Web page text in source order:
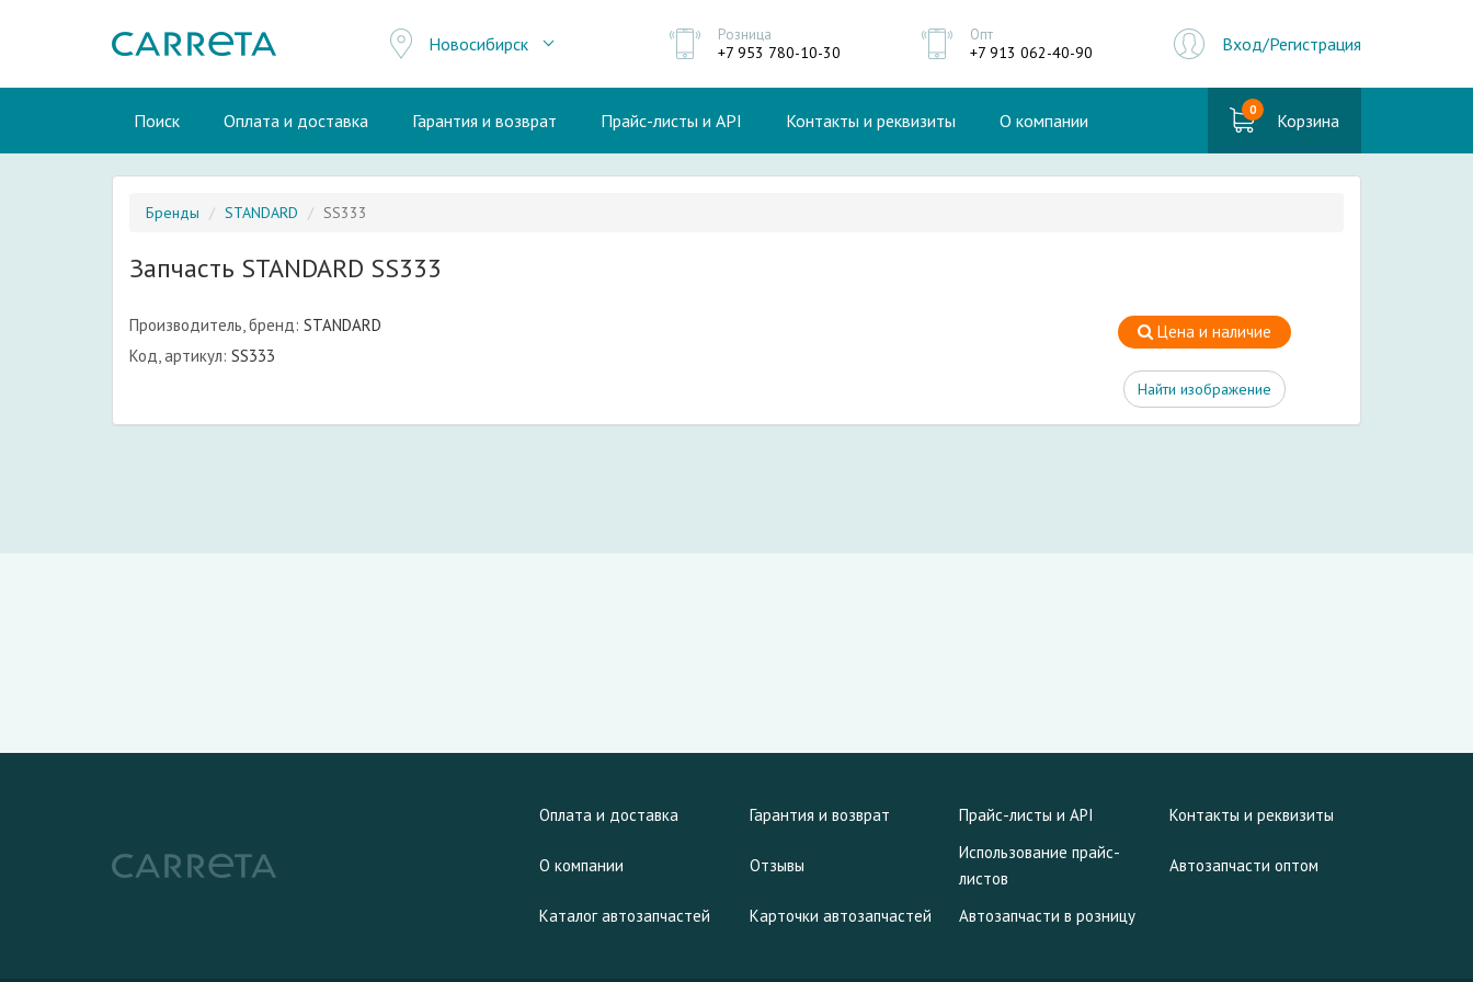
Новосибирск Розница
+7 953 780-10-30
Опт
+7 913 062-40-90 Вход/Регистрация
Поиск Оплата и доставка Гарантия и возврат Прайс-листы и API Контакты и реквизиты О компании 0 Корзина
Бренды STANDARD SS333
Запчасть STANDARD SS333
Производитель, бренд: STANDARD
Код, артикул: SS333
Цена и наличие
Найти изображение
Оплата и доставка Гарантия и возврат Прайс-листы и API Контакты и реквизиты
О компании Отзывы
Использование прайс-
листов
Автозапчасти оптом
Каталог автозапчастей Карточки автозапчастей Автозапчасти в розницу